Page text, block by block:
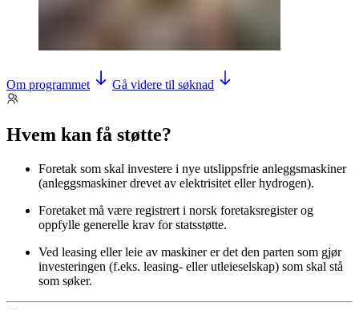
Om programmet Gå videre til søknad
Hvem kan få støtte?
Foretak som skal investere i nye utslippsfrie anleggsmaskiner
(anleggsmaskiner drevet av elektrisitet eller hydrogen).
Foretaket må være registrert i norsk foretaksregister og
oppfylle generelle krav for statsstøtte.
Ved leasing eller leie av maskiner er det den parten som gjør
investeringen (f.eks. leasing- eller utleieselskap) som skal stå
som søker.